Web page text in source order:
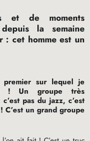
et de moments
la semaine
: cet homme est un
sur lequel je
! Un groupe très
pas du jazz, c’est
! C’est un grand groupe